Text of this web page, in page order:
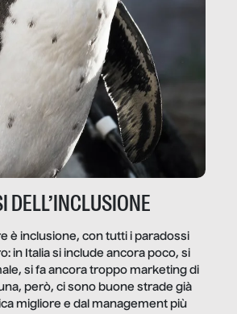
DELL’INCLUSIONE
è inclusione, con tutti i paradossi
in Italia si include ancora poco, si
si fa ancora troppo marketing di
però, ci sono buone strade già
migliore e dal management più